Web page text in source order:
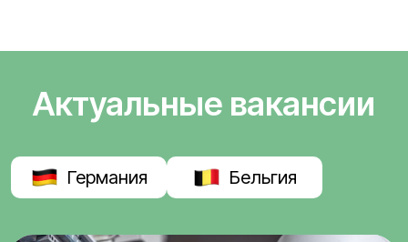
Актуальные вакансии
Германия Бельгия